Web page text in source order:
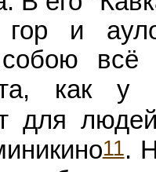
гор и
как у
для
11.